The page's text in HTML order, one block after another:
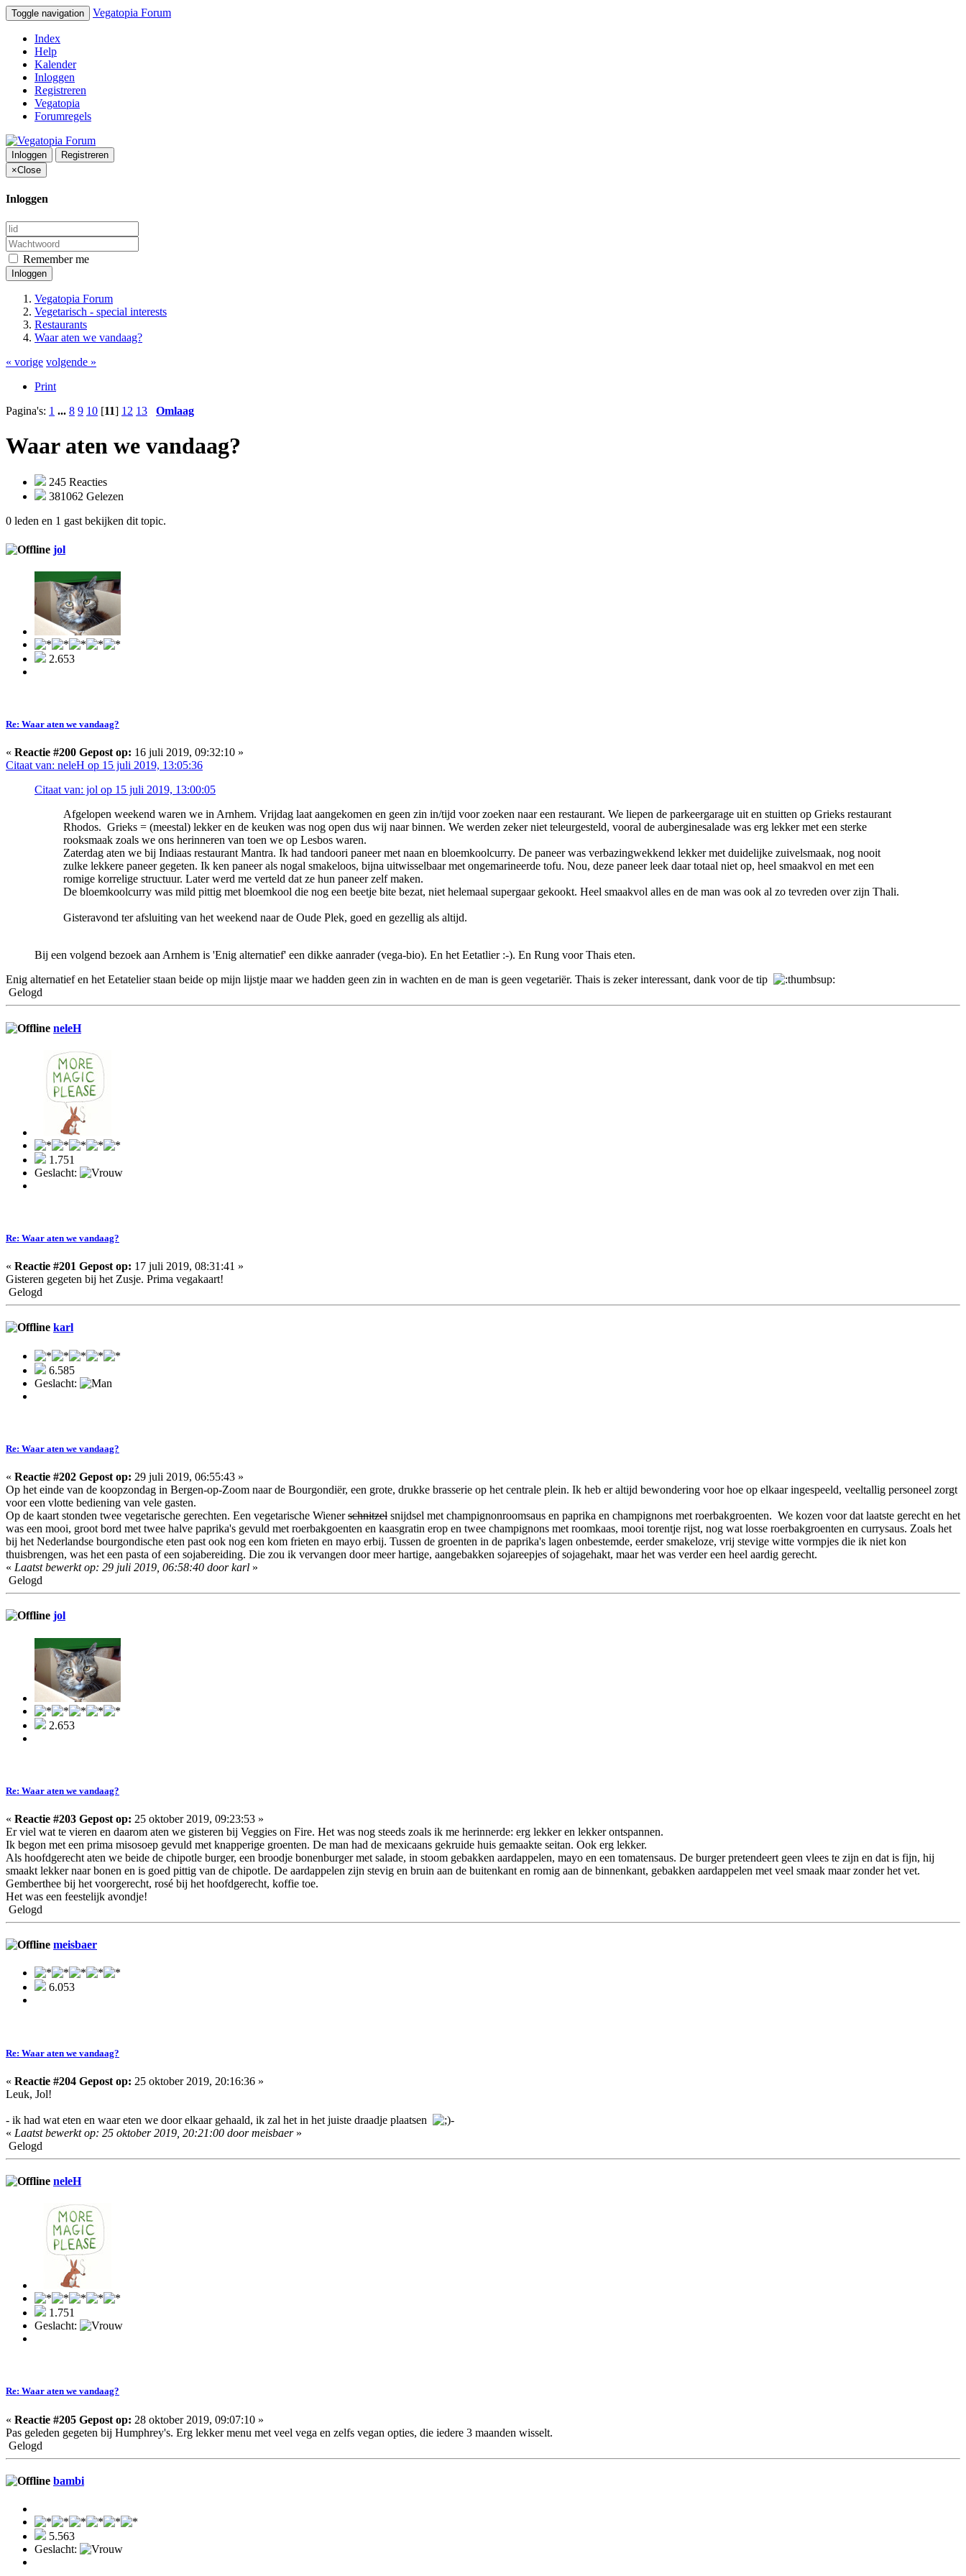
Toggle navigation Vegatopia Forum
Index
Help
Kalender
Inloggen
Registreren
Vegatopia
Forumregels
Inloggen
Registreren
×Close
Inloggen
Remember me
Inloggen
Vegatopia Forum
Vegetarisch - special interests
Restaurants
Waar aten we vandaag?
« vorige volgende »
Print
Pagina's: 1 ... 8 9 10 [11] 12 13 Omlaag
Waar aten we vandaag?
245 Reacties
381062 Gelezen
0 leden en 1 gast bekijken dit topic.
jol
2.653
Re: Waar aten we vandaag?
« Reactie #200 Gepost op: 16 juli 2019, 09:32:10 »
Citaat van: neleH op 15 juli 2019, 13:05:36
Citaat van: jol op 15 juli 2019, 13:00:05
Afgelopen weekend waren we in Arnhem. Vrijdag laat aangekomen en geen zin in/tijd voor zoeken naar een restaurant. We liepen de parkeergarage uit en stuitten op Grieks restaurant
Rhodos. Grieks = (meestal) lekker en de keuken was nog open dus wij naar binnen. We werden zeker niet teleurgesteld, vooral de auberginesalade was erg lekker met een sterke
rooksmaak zoals we ons herinneren van toen we op Lesbos waren.
Zaterdag aten we bij Indiaas restaurant Mantra. Ik had tandoori paneer met naan en bloemkoolcurry. De paneer was verbazingwekkend lekker met duidelijke zuivelsmaak, nog nooit
zulke lekkere paneer gegeten. Ik ken paneer als nogal smakeloos, bijna uitwisselbaar met ongemarineerde tofu. Nou, deze paneer leek daar totaal niet op, heel smaakvol en met een
romige korrelige structuur. Later werd me verteld dat ze hun paneer zelf maken.
De bloemkoolcurry was mild pittig met bloemkool die nog een beetje bite bezat, niet helemaal supergaar gekookt. Heel smaakvol alles en de man was ook al zo tevreden over zijn Thali.
Gisteravond ter afsluiting van het weekend naar de Oude Plek, goed en gezellig als altijd.
Bij een volgend bezoek aan Arnhem is 'Enig alternatief' een dikke aanrader (vega-bio). En het Eetatlier :-). En Rung voor Thais eten.
Enig alternatief en het Eetatelier staan beide op mijn lijstje maar we hadden geen zin in wachten en de man is geen vegetariër. Thais is zeker interessant, dank voor de tip
Gelogd
neleH
1.751
Geslacht:
Re: Waar aten we vandaag?
« Reactie #201 Gepost op: 17 juli 2019, 08:31:41 »
Gisteren gegeten bij het Zusje. Prima vegakaart!
Gelogd
karl
6.585
Geslacht:
Re: Waar aten we vandaag?
« Reactie #202 Gepost op: 29 juli 2019, 06:55:43 »
Op het einde van de koopzondag in Bergen-op-Zoom naar de Bourgondiër, een grote, drukke brasserie op het centrale plein. Ik heb er altijd bewondering voor hoe op elkaar ingespeeld, veeltallig personeel zorgt
voor een vlotte bediening van vele gasten.
Op de kaart stonden twee vegetarische gerechten. Een vegetarische Wienerschnitzel snijdsel met champignonroomsaus en paprika en champignons met roerbakgroenten. We kozen voor dat laatste gerecht en het
was een mooi, groot bord met twee halve paprika's gevuld met roerbakgoenten en kaasgratin erop en twee champignons met roomkaas, mooi torentje rijst, nog wat losse roerbakgroenten en currysaus. Zoals het
bij het Nederlandse bourgondische eten past ook nog een kom frieten en mayo erbij. Tussen de groenten in de paprika's lagen onbestemde, eerder smakeloze, vrij stevige witte vormpjes die ik niet kon
thuisbrengen, was het een pasta of een sojabereiding. Die zou ik vervangen door meer hartige, aangebakken sojareepjes of sojagehakt, maar het was verder een heel aardig gerecht.
« Laatst bewerkt op: 29 juli 2019, 06:58:40 door karl »
Gelogd
jol
2.653
Re: Waar aten we vandaag?
« Reactie #203 Gepost op: 25 oktober 2019, 09:23:53 »
Er viel wat te vieren en daarom aten we gisteren bij Veggies on Fire. Het was nog steeds zoals ik me herinnerde: erg lekker en lekker ontspannen.
Ik begon met een prima misosoep gevuld met knapperige groenten. De man had de mexicaans gekruide huis gemaakte seitan. Ook erg lekker.
Als hoofdgerecht aten we beide de chipotle burger, een broodje bonenburger met salade, in stoom gebakken aardappelen, mayo en een tomatensaus. De burger pretendeert geen vlees te zijn en dat is fijn, hij
smaakt lekker naar bonen en is goed pittig van de chipotle. De aardappelen zijn stevig en bruin aan de buitenkant en romig aan de binnenkant, gebakken aardappelen met veel smaak maar zonder het vet.
Gemberthee bij het voorgerecht, rosé bij het hoofdgerecht, koffie toe.
Het was een feestelijk avondje!
Gelogd
meisbaer
6.053
Re: Waar aten we vandaag?
« Reactie #204 Gepost op: 25 oktober 2019, 20:16:36 »
Leuk, Jol!
- ik had wat eten en waar eten we door elkaar gehaald, ik zal het in het juiste draadje plaatsen
-
« Laatst bewerkt op: 25 oktober 2019, 20:21:00 door meisbaer»
Gelogd
neleH
1.751
Geslacht:
Re: Waar aten we vandaag?
« Reactie #205 Gepost op: 28 oktober 2019, 09:07:10 »
Pas geleden gegeten bij Humphrey's. Erg lekker menu met veel vega en zelfs vegan opties, die iedere 3 maanden wisselt.
Gelogd
bambi
5.563
Geslacht: